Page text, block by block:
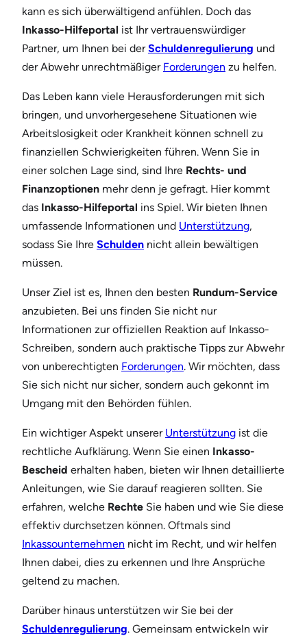
kann es sich überwältigend anfühlen. Doch das
Inkasso-Hilfeportal ist Ihr vertrauenswürdiger
Partner, um Ihnen bei derSchuldenregulierung und
der Abwehr unrechtmäßiger Forderungen zu helfen.
Das Leben kann viele Herausforderungen mit sich
bringen, und unvorhergesehene Situationen wie
Arbeitslosigkeit oder Krankheit können schnell zu
finanziellen Schwierigkeiten führen. Wenn Sie in
einer solchen Lage sind, sind Ihre Rechts- und
Finanzoptionen mehr denn je gefragt. Hier kommt
das Inkasso-Hilfeportal ins Spiel. Wir bieten Ihnen
umfassende Informationen und Unterstützung,
sodass Sie Ihre Schulden nicht allein bewältigen
müssen.
Unser Ziel ist es, Ihnen den besten Rundum-Service
anzubieten. Bei uns finden Sie nicht nur
Informationen zur offiziellen Reaktion auf Inkasso-
Schreiben, sondern auch praktische Tipps zur Abwehr
von unberechtigten Forderungen. Wir möchten, dass
Sie sich nicht nur sicher, sondern auch gekonnt im
Umgang mit den Behörden fühlen.
Ein wichtiger Aspekt unserer Unterstützung ist die
rechtliche Aufklärung. Wenn Sie einen Inkasso-
Bescheid erhalten haben, bieten wir Ihnen detaillierte
Anleitungen, wie Sie darauf reagieren sollten. Sie
erfahren, welche Rechte Sie haben und wie Sie diese
effektiv durchsetzen können. Oftmals sind
Inkassounternehmen nicht im Recht, und wir helfen
Ihnen dabei, dies zu erkennen und Ihre Ansprüche
geltend zu machen.
Darüber hinaus unterstützen wir Sie bei der
Schuldenregulierung. Gemeinsam entwickeln wir